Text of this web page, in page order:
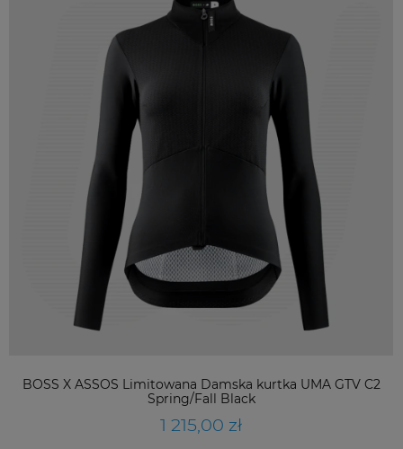
BOSS X ASSOS Limitowana Damska kurtka UMA GTV C2
Spring/Fall Black
1 215,00 zł